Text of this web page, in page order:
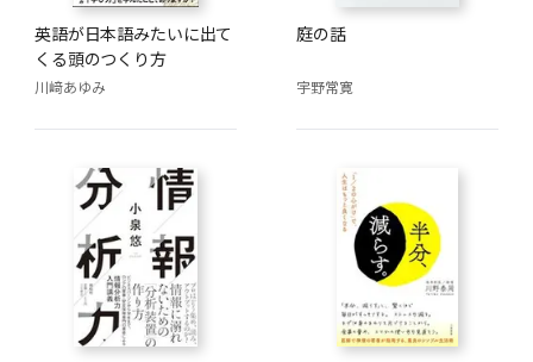
英語が日本語みたいに出て
くる頭のつくり方
川﨑あゆみ
庭の話
宇野常寛